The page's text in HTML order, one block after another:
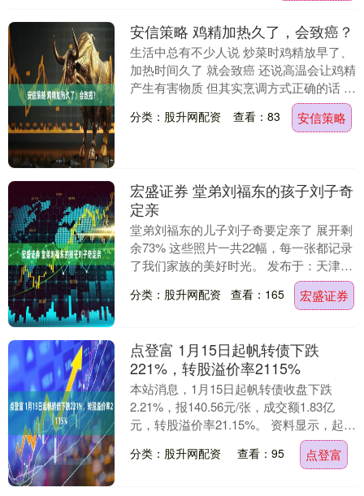
安信策略 鸡精加热久了，会致癌？
生活中总有不少人说 炒菜时鸡精放早了、
加热时间久了 就会致癌 还说高温会让鸡精
产生有害物质 但其实烹调方式正确的话 鸡
精不会致癌 鸡精的主要成分是 谷氨酸钠，
谷....
分类：股升网配资 查看：83 安信策略
宏盛证券 堂弟刘福东的孩子刘子奇
定亲
堂弟刘福东的儿子刘子奇要定亲了 展开剩
余73% 这些照片一共22幅，每一张都记录
了我们家族的美好时光。 发布于：天津
分类：股升网配资 查看：165 宏盛证券
点登富 1月15日起帆转债下跌
221%，转股溢价率2115%
本站消息，1月15日起帆转债收盘下跌
2.21%，报140.56元/张，成交额1.83亿
元，转股溢价率21.15%。 资料显示，起帆
分类：股升网配资 查看：95 点登富